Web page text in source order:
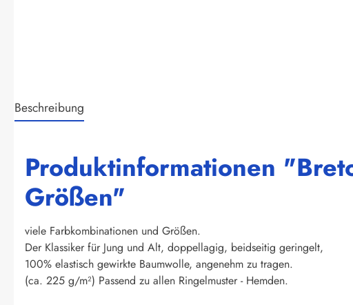
Beschreibung
Produktinformationen
Größen"
viele Farbkombinationen und Größen.
Der Klassiker für Jung und Alt, doppellagig, beidseitig geringelt,
100% elastisch gewirkte Baumwolle, angenehm zu tragen.
(ca. 225 g/m²) Passend zu allen Ringelmuster - Hemden.